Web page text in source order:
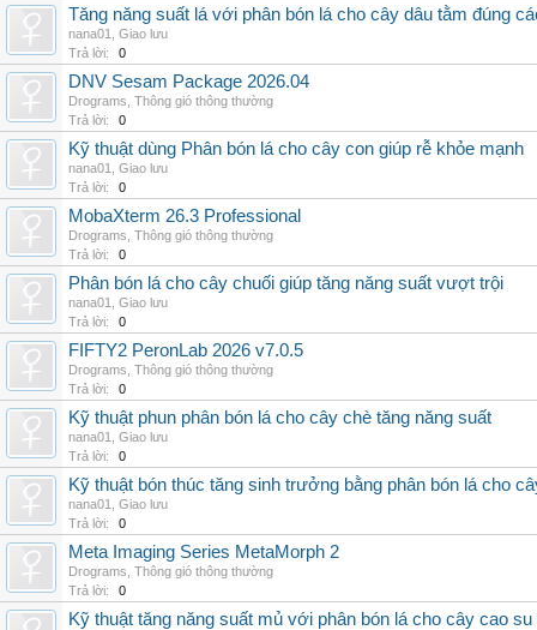
Tăng năng suất lá với phân bón lá cho cây dâu tằm đúng
nana01
Giao lưu
Trả lời:
0
DNV Sesam Package 2026.04
Drograms Thông gió thông thường
Trả lời:
0
Kỹ thuật dùng Phân bón lá cho cây con giúp rễ khỏe mạnh
nana01
Giao lưu
Trả lời:
0
MobaXterm 26.3 Professional
Drograms Thông gió thông thường
Trả lời:
0
Phân bón lá cho cây chuối giúp tăng năng suất vượt trội
nana01
Giao lưu
Trả lời:
0
FIFTY2 PeronLab 2026 v7.0.5
Drograms Thông gió thông thường
Trả lời:
0
Kỹ thuật phun phân bón lá cho cây chè tăng năng suất
nana01
Giao lưu
Trả lời:
0
Kỹ thuật bón thúc tăng sinh trưởng bằng phân bón lá cho
nana01
Giao lưu
Trả lời:
0
Meta Imaging Series MetaMorph 2
Drograms Thông gió thông thường
Trả lời:
0
Kỹ thuật tăng năng suất mủ với phân bón lá cho cây cao su